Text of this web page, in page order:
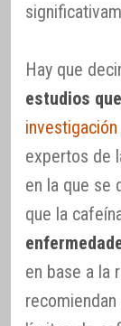
Hay que
estudios
investigación
expertos de
en la que se
que la
en base a la